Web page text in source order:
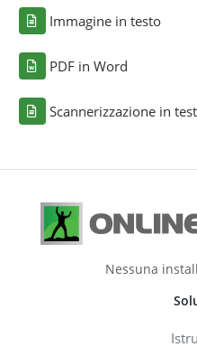
Immagine in testo
PDF in Word
Scannerizzazione in
Nessuna